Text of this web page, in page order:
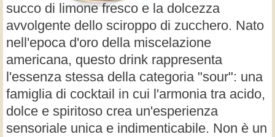
succo di limone fresco e la dolcezza
avvolgente dello sciroppo di zucchero. Nato
nell'epoca d'oro della miscelazione
americana, questo drink rappresenta
l'essenza stessa della categoria "sour": una
famiglia di cocktail in cui l'armonia tra acido,
dolce e spiritoso crea un'esperienza
sensoriale unica e indimenticabile. Non è un